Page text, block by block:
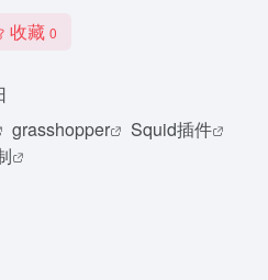
收藏 0
grasshopper
Squid插件